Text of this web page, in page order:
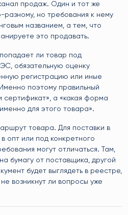
продаж. Один и тот же
разному, но требования к нему
названием, а тем, что
это продавать.
ли товар под
обязательную оценку
регистрацию или иные
поэтому правильный
сертификат», а «какая форма
для этого товара».
товара. Для поставки в
опт или под конкретного
могут отличаться. Там,
бумагу от поставщика, другой
будет выглядеть в реестре,
возникнут ли вопросы уже